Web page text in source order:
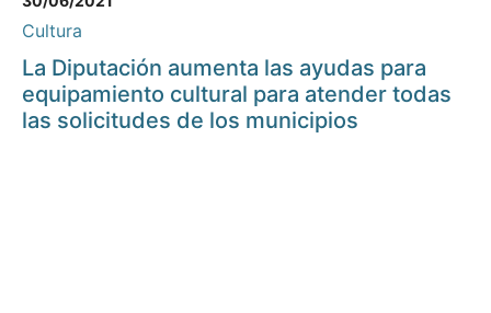
Cultura
La Diputación aumenta las ayudas para
equipamiento cultural para atender todas
las solicitudes de los municipios